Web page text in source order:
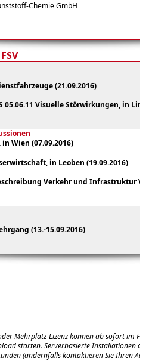
Chemie GmbH
(21.09.2016)
05.06.11 Visuelle Störwirkungen, in Linz
Wien (07.09.2016)
in Leoben (19.09.2016)
Verkehr und Infrastruktur
(13.-15.09.2016)
Mehrplatz-Lizenz können ab sofort im
starten. Serverbasierte Installationen
(andernfalls kontaktieren Sie Ihren